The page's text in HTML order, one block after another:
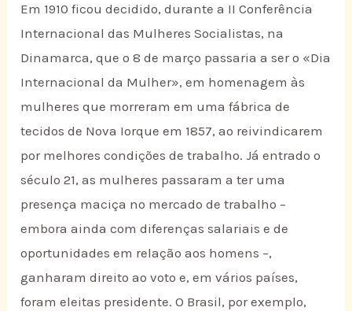
Em 1910 ficou decidido, durante a II Conferência
Internacional das Mulheres Socialistas, na
Dinamarca, que o 8 de março passaria a ser o «Dia
Internacional da Mulher», em homenagem às
mulheres que morreram em uma fábrica de
tecidos de Nova Iorque em 1857, ao reivindicarem
por melhores condições de trabalho. Já entrado o
século 21, as mulheres passaram a ter uma
presença maciça no mercado de trabalho –
embora ainda com diferenças salariais e de
oportunidades em relação aos homens –,
ganharam direito ao voto e, em vários países,
foram eleitas presidente. O Brasil, por exemplo,